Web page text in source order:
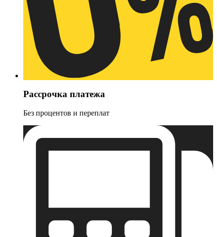
Рассрочка платежа
Без процентов и переплат